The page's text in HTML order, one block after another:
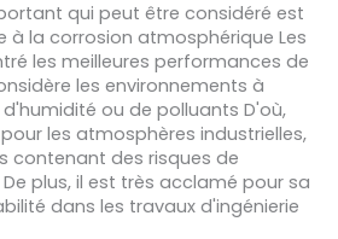
qui peut être considéré est
à la corrosion atmosphérique Les
les meilleures performances de
les environnements à
ou de polluants D'où,
les atmosphères industrielles,
contenant des risques de
plus, il est très acclamé pour sa
dans les travaux d'ingénierie